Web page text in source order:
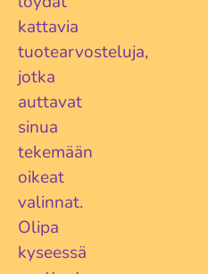
kattavia
tuotearvosteluja,
jotka
auttavat
sinua
tekemään
oikeat
valinnat.
Olipa
kyseessä